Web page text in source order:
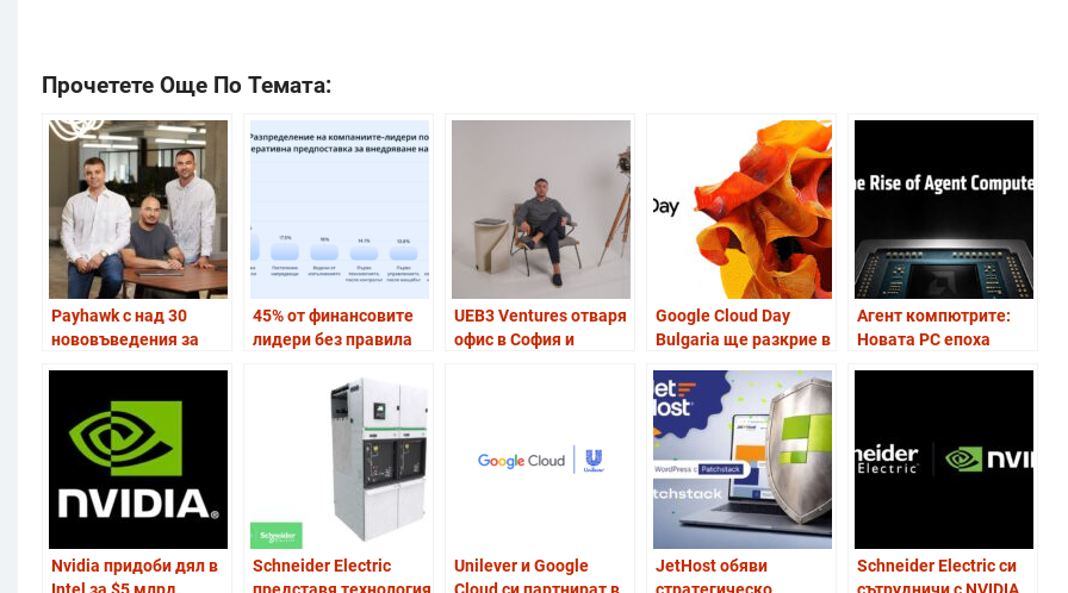
Прочетете Още По Темата:
Payhawk с над 30
нововъведения за
45% от финансовите
лидери без правила
UEB3 Ventures отваря
офис в София и
Google Cloud Day
Bulgaria ще разкрие в
AI и „компании,
използващи AI
агенти”
Агент компютрите:
Новата РС епоха
Nvidia придоби дял в
Schneider Electric
Unilever и Google
JetHost обяви
Schneider Electric си